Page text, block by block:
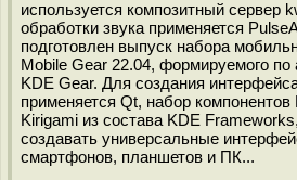
используется композитный сервер
обработки звука применяется
подготовлен выпуск набора
Mobile Gear 22.04, формируемого по
KDE Gear. Для создания
применяется Qt, набор
Kirigami из состава KDE
создавать универсальные
смартфонов, планшетов и ПК...